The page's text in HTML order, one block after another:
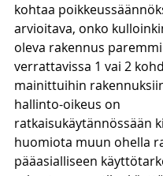
kohtaa
arvioitava, onko
oleva rakennus
verrattavissa 1 vai 2
mainittuihin
hallinto-oikeus on
ratkaisukäytännössään
huomiota muun ohella
pääasialliseen